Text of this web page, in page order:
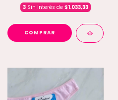
3 Sin interés de $1.033,33
COMPRAR